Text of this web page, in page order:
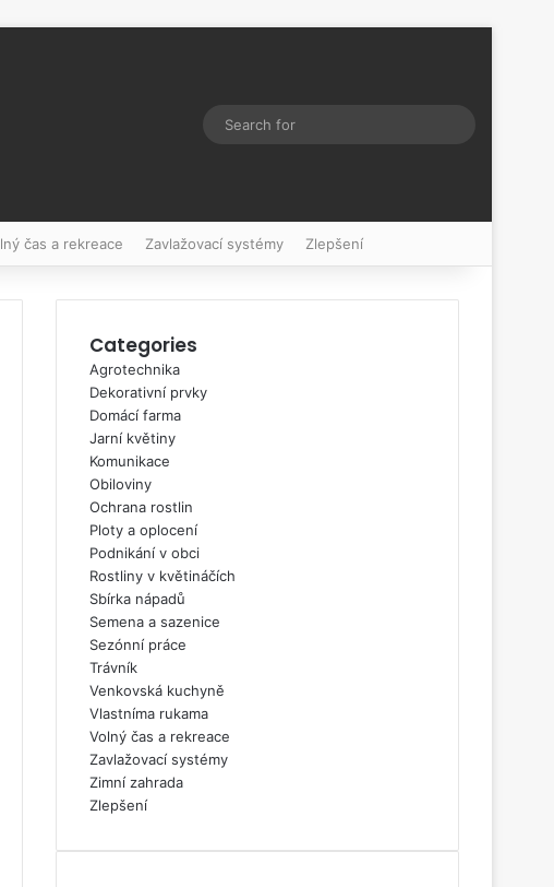
Switch skin
čas a rekreace Zavlažovací systémy Zlepšení
Categories
Agrotechnika
Dekorativní prvky
Domácí farma
Jarní květiny
Komunikace
Obiloviny
Ochrana rostlin
Ploty a oplocení
Podnikání v obci
Rostliny v květináčích
Sbírka nápadů
Semena a sazenice
Sezónní práce
Trávník
Venkovská kuchyně
Vlastníma rukama
Volný čas a rekreace
Zavlažovací systémy
Zimní zahrada
Zlepšení